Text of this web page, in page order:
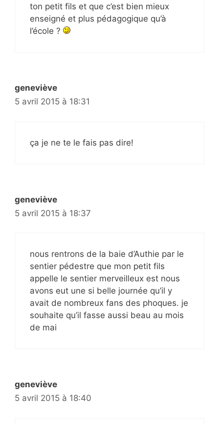
ton petit fils et que c’est bien mieux
enseigné et plus pédagogique qu’à
l’école ?
geneviève
5 avril 2015 à 18:31
ça je ne te le fais pas dire!
geneviève
5 avril 2015 à 18:37
nous rentrons de la baie d’Authie par le
sentier pédestre que mon petit fils
appelle le sentier merveilleux est nous
avons eut une si belle journée qu’il y
avait de nombreux fans des phoques. je
souhaite qu’il fasse aussi beau au mois
de mai
geneviève
5 avril 2015 à 18:40